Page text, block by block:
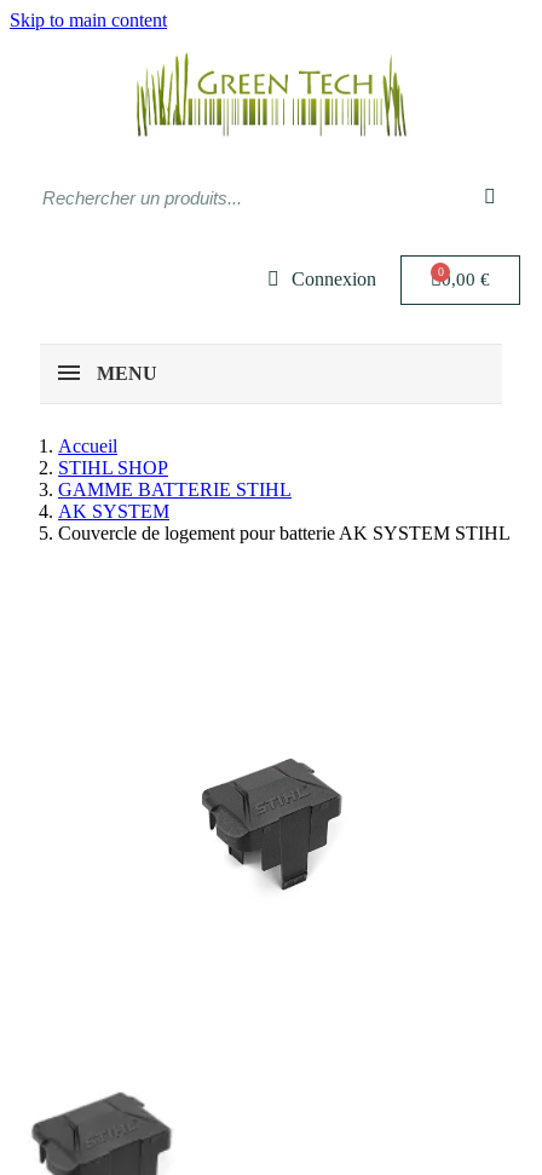
Skip to main content
Connexion 0,00 €
MENU
Accueil
STIHL SHOP
GAMME BATTERIE STIHL
AK SYSTEM
Couvercle de logement pour batterie AK SYSTEM STIHL